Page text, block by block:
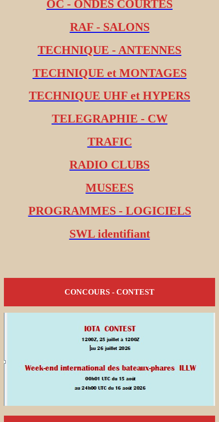
OC - ONDES COURTES
RAF - SALONS
TECHNIQUE - ANTENNES
TECHNIQUE et MONTAGES
TECHNIQUE UHF et HYPERS
TELEGRAPHIE - CW
TRAFIC
RADIO CLUBS
MUSEES
PROGRAMMES - LOGICIELS
SWL identifiant
CONCOURS - CONTEST